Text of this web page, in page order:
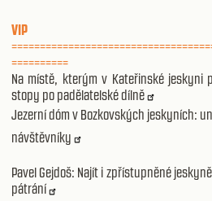
VIP
==========
Na místě, kterým v Kateřinské jeskyni
stopy po padělatelské dílně
Jezerní dóm v Bozkovských jeskyních:
návštěvníky
Pavel Gejdoš: Najít i zpřístupněné
pátrání